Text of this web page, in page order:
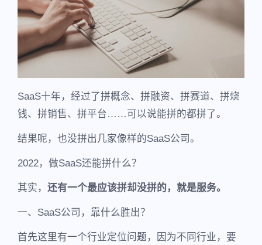
SaaS十年，经过了拼概念、拼融资、拼赛道、拼烧
钱、拼销售、拼平台……可以说能拼的都拼了。
结果呢，也没拼出几家像样的SaaS公司。
2022，做SaaS还能拼什么？
其实， 还有一个最应该拼却没拼的，就是服务。
一、SaaS公司，靠什么胜出？
首先这里有一个行业定位问题，因为不同行业，要